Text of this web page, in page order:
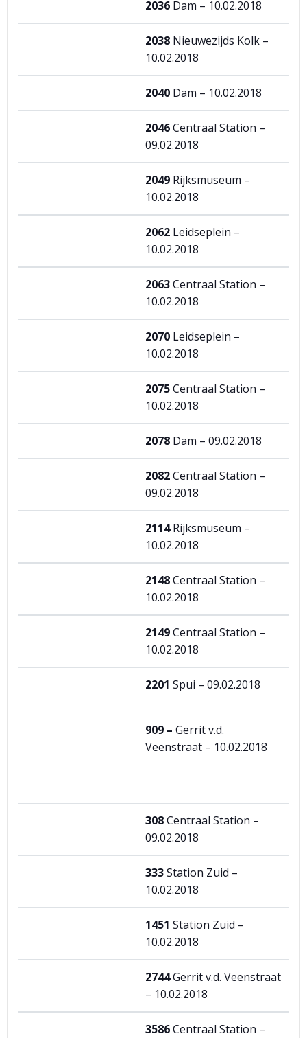
2036 Dam – 10.02.2018
2038 Nieuwezijds Kolk –
10.02.2018
2040 Dam – 10.02.2018
2046Centraal Station –
09.02.2018
2049 Rijksmuseum –
10.02.2018
2062 Leidseplein –
10.02.2018
2063Centraal Station –
10.02.2018
2070 Leidseplein –
10.02.2018
2075Centraal Station –
10.02.2018
2078 Dam – 09.02.2018
2082Centraal Station –
09.02.2018
2114Rijksmuseum –
10.02.2018
2148Centraal Station –
10.02.2018
2149Centraal Station –
10.02.2018
2201 Spui – 09.02.2018
909 – Gerrit v.d.
Veenstraat – 10.02.2018
308Centraal Station –
09.02.2018
333Station Zuid –
10.02.2018
1451 Station Zuid –
10.02.2018
2744Gerrit v.d. Veenstraat
– 10.02.2018
3586Centraal Station –